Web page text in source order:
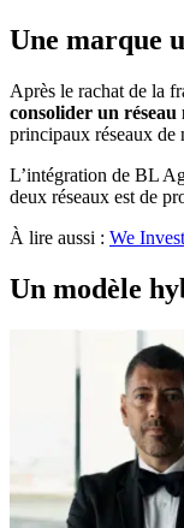
Une marque
Après le rachat de la
consolider un réseau
principaux réseaux de
L’intégration de BL
deux réseaux est de
À lire aussi : We
Un modèle